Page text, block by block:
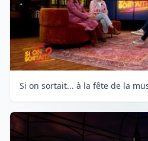
Si on sortait... à la fête de la